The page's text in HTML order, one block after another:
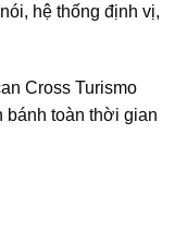
hệ thống định vị,
Cross Turismo
bánh toàn thời gian